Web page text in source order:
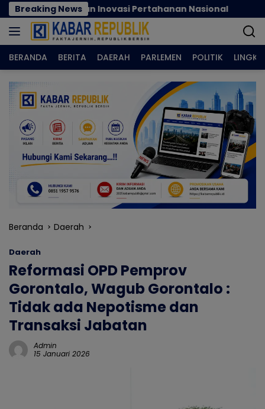
Langsung
ke
konten
Breaking News
dan Inovasi Pertahanan Nasional Nilai Tukar
BERANDA BERITA DAERAH PARLEMEN POLITIK
Beranda Daerah
Daerah
Reformasi OPD Pemprov
Gorontalo, Wagub Gorontalo :
Tidak ada Nepotisme dan
Transaksi Jabatan
Admin
15 Januari 2026